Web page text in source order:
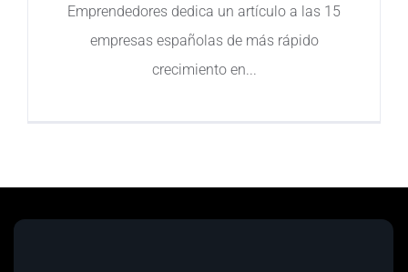
Contacto
Emprendedores dedica un artículo a las 15
empresas españolas de más rápido
crecimiento en